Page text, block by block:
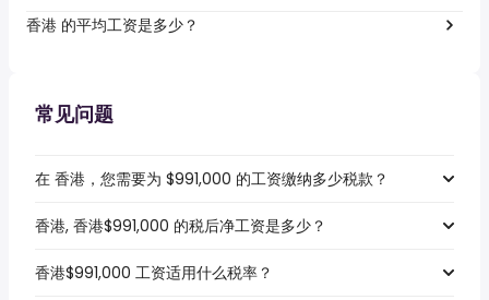
香港 的平均工资是多少？
常见问题
在 香港，您需要为 $991,000 的工资缴纳多少税款？
香港, 香港$991,000 的税后净工资是多少？
香港$991,000 工资适用什么税率？